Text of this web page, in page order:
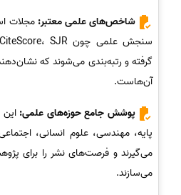
شاخص‌های علمی معتبر: مجلات
گرفته و رتبه‌بندی می‌شوند که
آن‌هاست.
پوشش جامع حوزه‌های علمی:
پایه، مهندسی، علوم انسانی،
می‌گیرند و فرصت‌های نشر را برای
می‌سازند.